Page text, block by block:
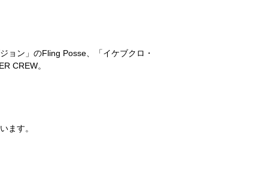
ョン」のFling Posse、「イケブクロ・
CREW。
ます。